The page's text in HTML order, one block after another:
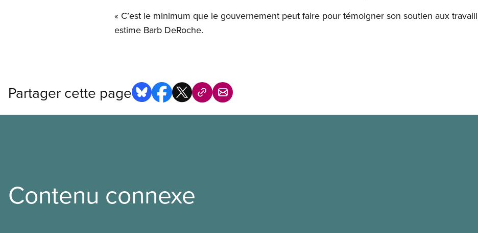
« C’est le minimum que le gouvernement peut faire pour témoigner son soutien aux
estime Barb DeRoche.
Partager cette page
Contenu connexe